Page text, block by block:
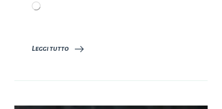
Caricamento
Leggi tutto